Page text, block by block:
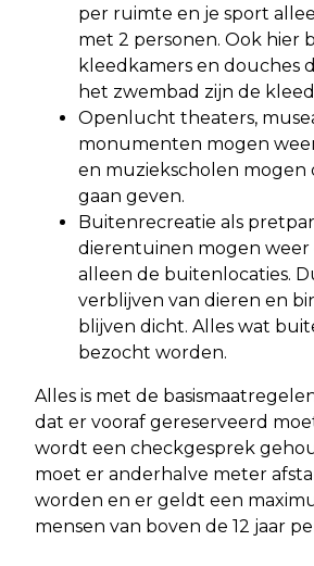
per ruimte en je sport
met 2 personen. Ook hier
kleedkamers en douches
het zwembad zijn de
Openlucht theaters,
monumenten mogen
en muziekscholen mogen
gaan geven.
Buitenrecreatie als
dierentuinen mogen weer
alleen de buitenlocaties.
verblijven van dieren en
blijven dicht. Alles wat
bezocht worden.
Alles is met de
dat er vooraf gereserveerd
wordt een checkgesprek
moet er anderhalve meter
worden en er geldt een
mensen van boven de 12 jaar